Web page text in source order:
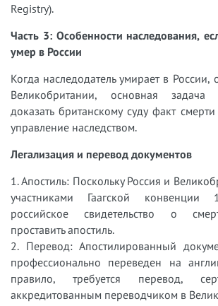
Registry).
Часть 3: Особенности наследования,
умер в России
Когда наследодатель умирает в России,
Великобритании, основная
доказать британскому суду факт
управление наследством.
Легализация и перевод документов
1. Апостиль: Поскольку Россия и
участниками Гаагской
российское свидетельство о
проставить апостиль.
2. Перевод: Апостилированный
профессионально переведен на
правило, требуется перевод,
аккредитованным переводчиком в